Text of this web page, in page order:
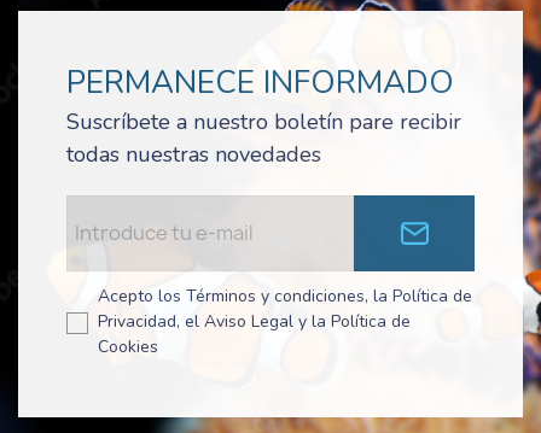
PERMANECE INFORMADO
Suscríbete a nuestro boletín pare recibir
todas nuestras novedades
Acepto los Términos y condiciones, la Política de
Privacidad, el Aviso Legal y la Política de
Cookies